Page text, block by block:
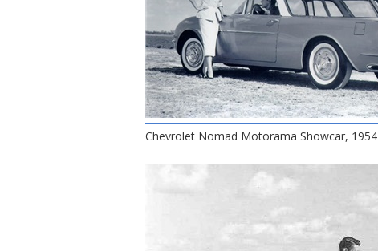
Chevrolet Nomad Motorama Showcar, 1954